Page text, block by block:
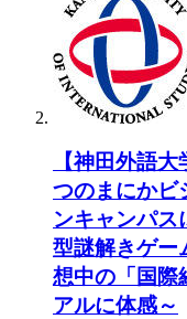
【神田外語
つのまにかビ
ンキャンパス
型謎解きゲ
想中の「国際
アルに体感～